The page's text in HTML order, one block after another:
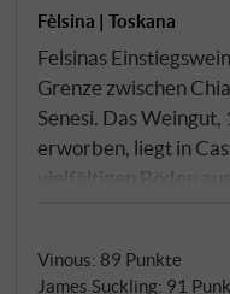
Fèlsina | Toskana
Felsinas
Grenze zwischen
Senesi. Das
erworben, liegt in
vielfältigen Böden
Kalkstein. Nach
slowenischen
Vinous: 89 Punkte
James Suckling: 91